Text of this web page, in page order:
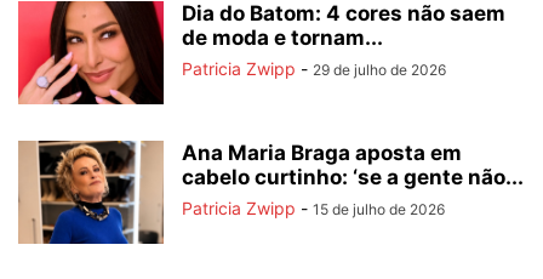
Dia do Batom: 4 cores não saem
de moda e tornam...
Patricia Zwipp - 29 de julho de 2026
Ana Maria Braga aposta em
cabelo curtinho: ‘se a gente não...
Patricia Zwipp - 15 de julho de 2026